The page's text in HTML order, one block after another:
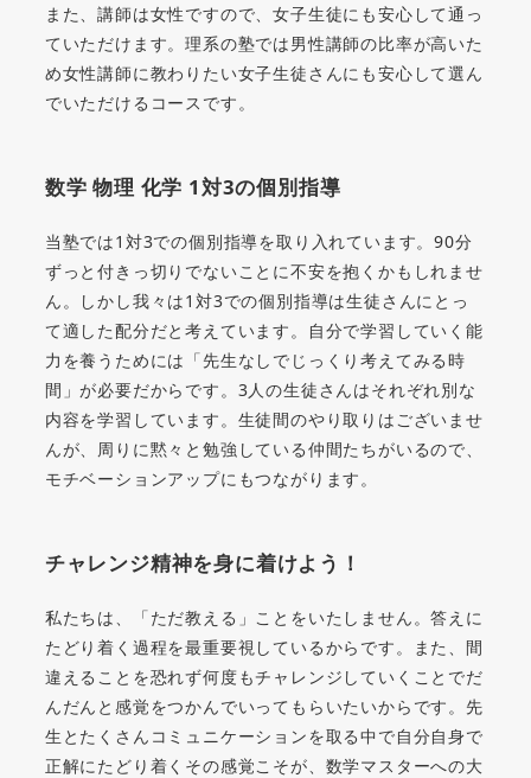
また、講師は女性ですので、女子生徒にも安心して通っ
ていただけます。理系の塾では男性講師の比率が高いた
め女性講師に教わりたい女子生徒さんにも安心して選ん
でいただけるコースです。
数学 物理 化学 1対3の個別指導
当塾では1対3での個別指導を取り入れています。90分
ずっと付きっ切りでないことに不安を抱くかもしれませ
ん。しかし我々は1対3での個別指導は生徒さんにとっ
て適した配分だと考えています。自分で学習していく能
力を養うためには「先生なしでじっくり考えてみる時
間」が必要だからです。3人の生徒さんはそれぞれ別な
内容を学習しています。生徒間のやり取りはございませ
んが、周りに黙々と勉強している仲間たちがいるので、
モチベーションアップにもつながります。
チャレンジ精神を身に着けよう！
私たちは、「ただ教える」ことをいたしません。答えに
たどり着く過程を最重要視しているからです。また、間
違えることを恐れず何度もチャレンジしていくことでだ
んだんと感覚をつかんでいってもらいたいからです。先
生とたくさんコミュニケーションを取る中で自分自身で
正解にたどり着くその感覚こそが、数学マスターへの大